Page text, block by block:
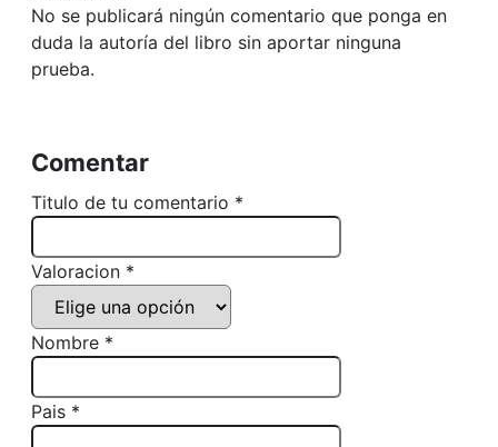
No se publicará ningún comentario que ponga en
duda la autoría del libro sin aportar ninguna
prueba.
Comentar
Titulo de tu comentario *
Valoracion *
Nombre *
Pais *